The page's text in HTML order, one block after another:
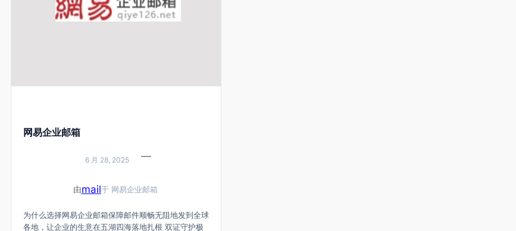
网易企业邮箱
6 月 28, 2025 —
由mail于 网易企业邮箱
为什么选择网易企业邮箱保障邮件顺畅无阻地发到全球
各地，让企业的生意在五湖四海落地扎根 双证守护极